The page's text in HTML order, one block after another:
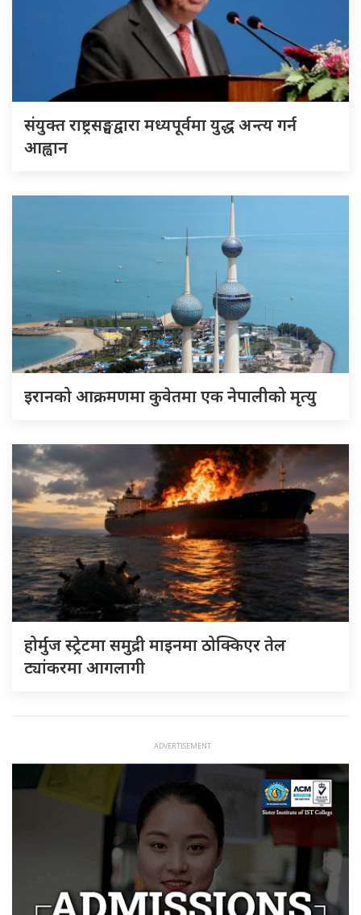
संयुक्त राष्ट्रसङ्घद्वारा मध्यपूर्वमा युद्ध अन्त्य गर्न
आह्वान
इरानको आक्रमणमा कुवेतमा एक नेपालीको मृत्यु
होर्मुज स्ट्रेटमा समुद्री माइनमा ठोक्किएर तेल
ट्यांकरमा आगलागी